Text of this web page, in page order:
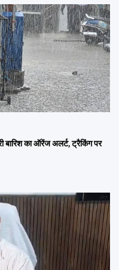
का ऑरेंज अलर्ट, ट्रैकिंग पर